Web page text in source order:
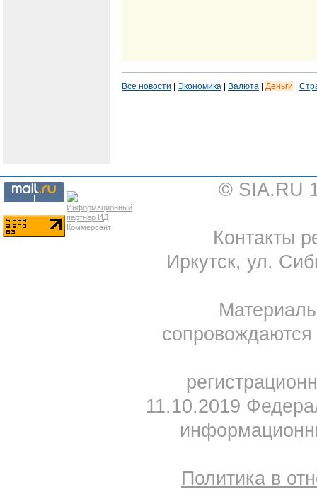
Все новости Экономика Валюта Деньги
© SIA.RU
Контакты
Иркутск, ул.
11.10.2019
Политика в